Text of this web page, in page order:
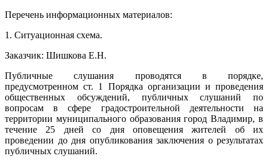
Перечень информационных материалов:
1. Ситуационная схема.
Заказчик: Шишкова Е.Н.
Публичные слушания проводятся в порядке,
предусмотренном ст. 1 Порядка организации и проведения
общественных обсуждений, публичных слушаний по
вопросам в сфере градостроительной деятельности на
территории муниципального образования город Владимир, в
течение 25 дней со дня оповещения жителей об их
проведении до дня опубликования заключения о результатах
публичных слушаний.